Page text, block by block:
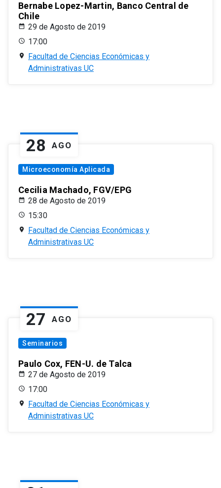
Bernabe Lopez-Martin, Banco Central de
Chile
29 de Agosto de 2019
17:00
Facultad de Ciencias Económicas y
Administrativas UC
28 AGO
Microeconomía Aplicada
Cecilia Machado, FGV/EPG
28 de Agosto de 2019
15:30
Facultad de Ciencias Económicas y
Administrativas UC
27 AGO
Seminarios
Paulo Cox, FEN-U. de Talca
27 de Agosto de 2019
17:00
Facultad de Ciencias Económicas y
Administrativas UC